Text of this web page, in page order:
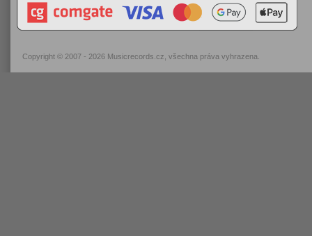
Copyright © 2007 - 2026 Musicrecords.cz , všechna práva vyhrazena.